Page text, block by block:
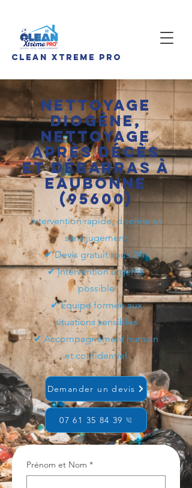
CLEan Xtreme pro
Nettoyage
Diogène,
nettoyage
après décès
et débarras à
Eaubonne
(95600)
Intervention rapide, discrète et
sans jugement
✔ Devis gratuit sous 24h
✔ Intervention urgente
possible
✔ Équipe formée aux
situations sensibles
✔ Accompagnement humain
et confidentiel
Demander un devis
07 61 35 84 39
Prénom et Nom *